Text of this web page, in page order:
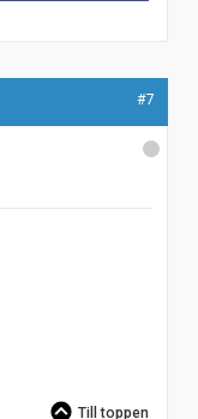
#7
Till toppen